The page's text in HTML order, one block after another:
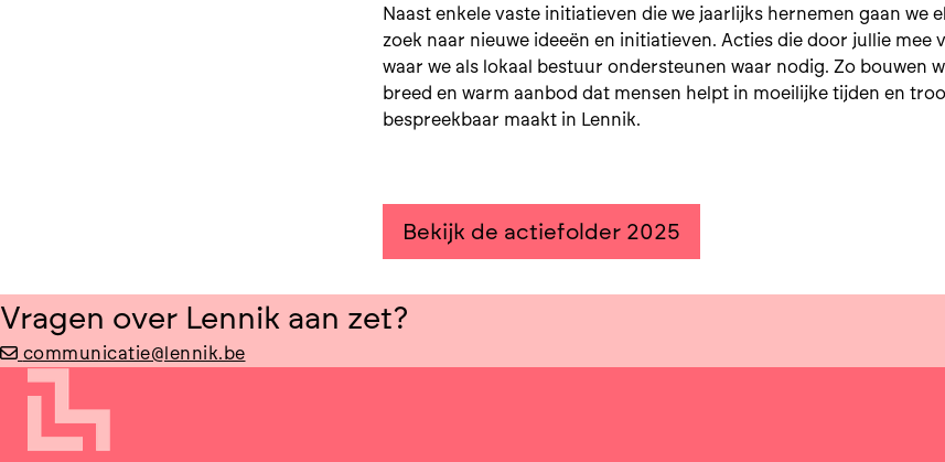
Naast enkele vaste initiatieven die we jaarlijks hernemen gaan we
zoek naar nieuwe ideeën en initiatieven. Acties die door jullie mee
waar we als lokaal bestuur ondersteunen waar nodig. Zo bouwen
breed en warm aanbod dat mensen helpt in moeilijke tijden en
bespreekbaar maakt in Lennik.
Bekijk de actiefolder 2025
Vragen over Lennik aan zet?
communicatie@lennik.be